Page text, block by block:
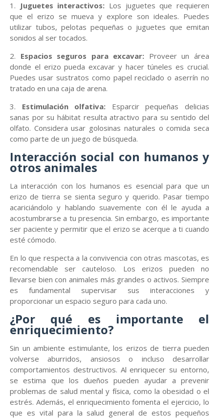
1. Juguetes interactivos: Los juguetes que requieren
que el erizo se mueva y explore son ideales. Puedes
utilizar tubos, pelotas pequeñas o juguetes que emitan
sonidos al ser tocados.
2. Espacios seguros para excavar: Proveer un área
donde el erizo pueda excavar y hacer túneles es crucial.
Puedes usar sustratos como papel reciclado o aserrín no
tratado en una caja de arena.
3. Estimulación olfativa: Esparcir pequeñas delicias
sanas por su hábitat resulta atractivo para su sentido del
olfato. Considera usar golosinas naturales o comida seca
como parte de un juego de búsqueda.
Interacción social con humanos y
otros animales
La interacción con los humanos es esencial para que un
erizo de tierra se sienta seguro y querido. Pasar tiempo
acariciándolo y hablando suavemente con él le ayuda a
acostumbrarse a tu presencia. Sin embargo, es importante
ser paciente y permitir que el erizo se acerque a ti cuando
esté cómodo.
En lo que respecta a la convivencia con otras mascotas, es
recomendable ser cauteloso. Los erizos pueden no
llevarse bien con animales más grandes o activos. Siempre
es fundamental supervisar sus interacciones y
proporcionar un espacio seguro para cada uno.
¿Por qué es importante el
enriquecimiento?
Sin un ambiente estimulante, los erizos de tierra pueden
volverse aburridos, ansiosos o incluso desarrollar
comportamientos destructivos. Al enriquecer su entorno,
se estima que los dueños pueden ayudar a prevenir
problemas de salud mental y física, como la obesidad o el
estrés. Además, el enriquecimiento fomenta el ejercicio, lo
que es vital para la salud general de estos pequeños